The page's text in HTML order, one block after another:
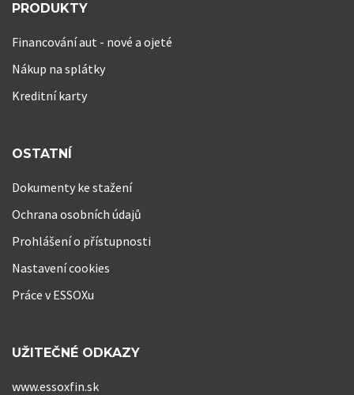
PRODUKTY
Financování aut - nové a ojeté
Nákup na splátky
Kreditní karty
OSTATNÍ
Dokumenty ke stažení
Ochrana osobních údajů
Prohlášení o přístupnosti
Nastavení cookies
Práce v ESSOXu
UŽITEČNÉ ODKAZY
www.essoxfin.sk